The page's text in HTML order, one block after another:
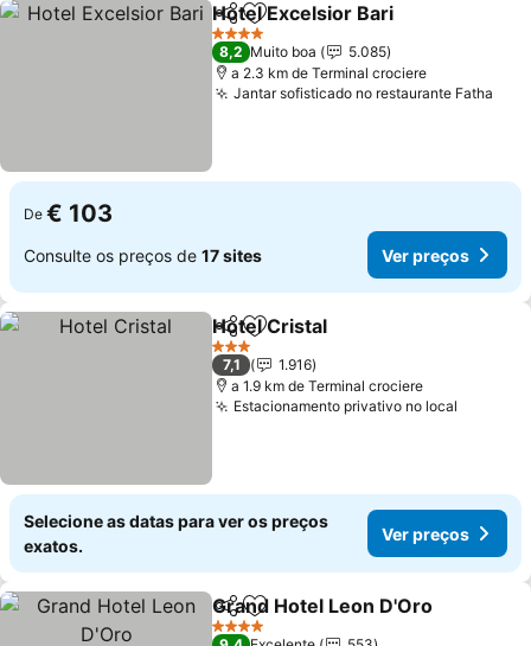
PartilharAdicionar aos favoritos
Hotel Excelsior Bari
4 Estrelas
8,2 Muito boa
5.085
a 2.3 km de Terminal crociere
Jantar sofisticado no restaurante Fatha
De € 103
Consulte os preços de 17 sites Ver preços
PartilharAdicionar aos favoritos
Hotel Cristal
3 Estrelas
7,1
1.916
a 1.9 km de Terminal crociere
Estacionamento privativo no local
Selecione as datas para ver os preços
exatos.
Ver preços
PartilharAdicionar aos favoritos
Grand Hotel Leon D'Oro
4 Estrelas